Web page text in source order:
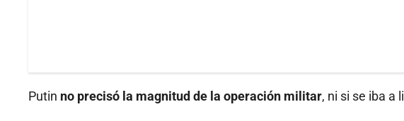
Putin no precisó la magnitud de la operación militar, ni si se iba a